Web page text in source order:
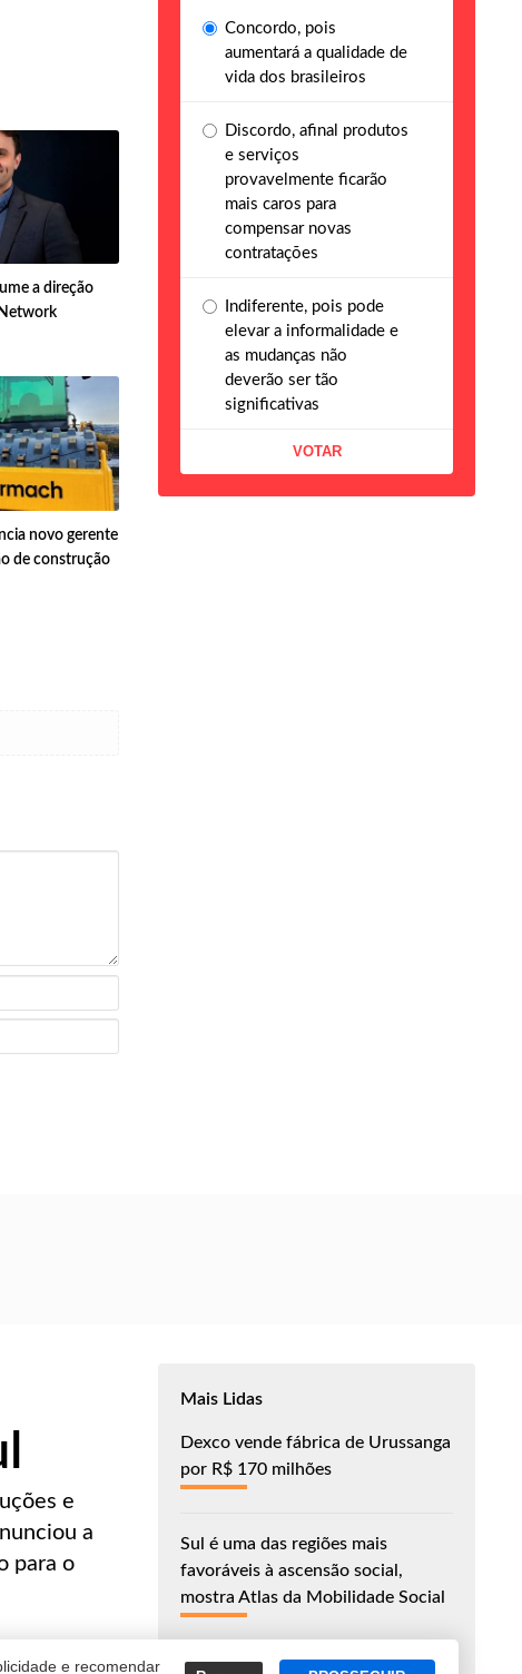
e recomendar
a direção
novo gerente
de construção
Concordo, pois
aumentará a qualidade de
vida dos brasileiros
Discordo, afinal produtos
e serviços
provavelmente ficarão
mais caros para
compensar novas
contratações
Indiferente, pois pode
elevar a informalidade e
as mudanças não
deverão ser tão
significativas
e
a
para o
Mais Lidas
Dexco vende fábrica de Urussanga
por R$ 170 milhões
Sul é uma das regiões mais
favoráveis à ascensão social,
mostra Atlas da Mobilidade Social